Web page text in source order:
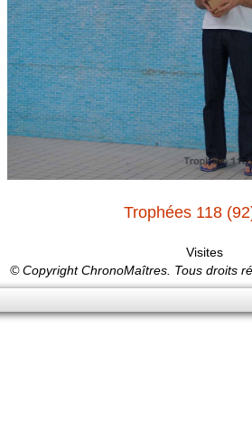
Trophées 118
Visites
© Copyright ChronoMaîtres. Tous droits